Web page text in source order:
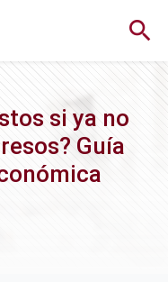
search
si ya no
Guía